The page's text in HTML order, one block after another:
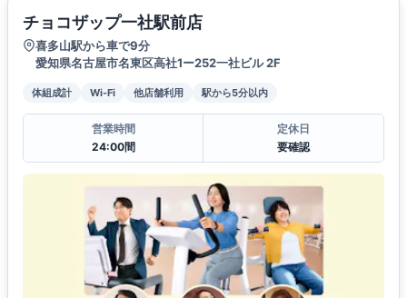
チョコザップ一社駅前店
喜多山駅から車で9分
愛知県名古屋市名東区高社1ー252一社ビル 2F
体組成計 Wi-Fi 他店舗利用 駅から5分以内
営業時間
24:00間
定休日
要確認